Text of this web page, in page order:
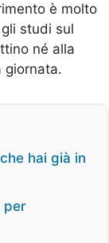
è molto
studi sul
né alla
giornata.
hai già in
per